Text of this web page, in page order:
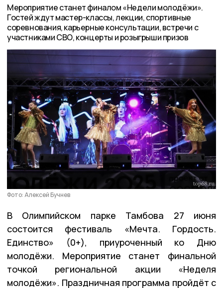
Мероприятие станет финалом «Недели молодёжи».
Гостей ждут мастер-классы, лекции, спортивные
соревнования, карьерные консультации, встречи с
участниками СВО, концерты и розыгрыши призов
Фото: Алексей Бучнев
В Олимпийском парке Тамбова 27 июня
состоится фестиваль «Мечта. Гордость.
Единство» (0+), приуроченный ко Дню
молодёжи. Мероприятие станет финальной
точкой региональной акции «Неделя
молодёжи». Праздничная программа пройдёт с